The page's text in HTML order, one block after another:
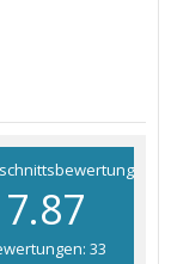
7.87
33